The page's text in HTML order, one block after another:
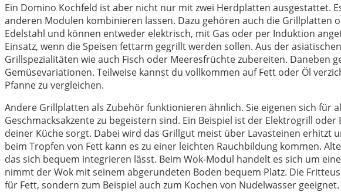
Ein Domino Kochfeld ist aber nicht nur mit zwei Herdplatten ausgestattet.
anderen Modulen kombinieren lassen. Dazu gehören auch die Grillplatten
Edelstahl und können entweder elektrisch, mit Gas oder per Induktion
Einsatz, wenn die Speisen fettarm gegrillt werden sollen. Aus der
Grillspezialitäten wie auch Fisch oder Meeresfrüchte zubereiten. Daneben
Gemüsevariationen. Teilweise kannst du vollkommen auf Fett oder Öl
Pfanne zu vergleichen.
Andere Grillplatten als Zubehör funktionieren ähnlich. Sie eigenen sich für
Geschmacksakzente zu begeistern sind. Ein Beispiel ist der Elektrogrill
deiner Küche sorgt. Dabei wird das Grillgut meist über Lavasteinen erhitzt
beim Tropfen von Fett kann es zu einer leichten Rauchbildung kommen.
das sich bequem integrieren lässt. Beim Wok-Modul handelt es sich um
nimmt der Wok mit seinem abgerundeten Boden bequem Platz. Die
für Fett, sondern zum Beispiel auch zum Kochen von Nudelwasser geeignet.